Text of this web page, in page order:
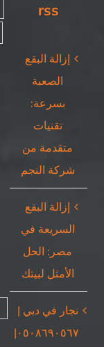
rss
إزالة البقع
الصعبة
بسرعة:
تقنيات
متقدمة من
شركة النجم
إزالة البقع
السريعة في
مصر: الحل
الأمثل لبيتك
نجار في دبي |
٠٥٠٨٦٩٠٥٦٧|